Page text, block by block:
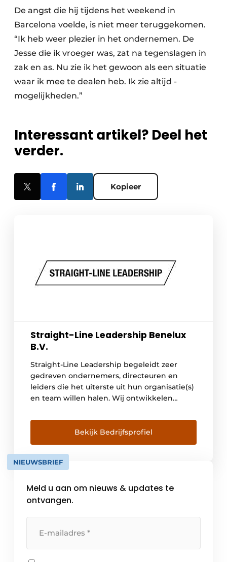
De angst die hij tijdens het weekend in
Barcelona voelde, is niet meer teruggekomen.
“Ik heb weer plezier in het ondernemen. De
Jesse die ik vroeger was, zat na tegenslagen in
zak en as. Nu zie ik het gewoon als een situatie
waar ik mee te dealen heb. Ik zie altijd ­
mogelijkheden.”
Interessant artikel? Deel het
verder.
Kopieer
Straight-Line Leadership Benelux
B.V.
Straight-Line Leadership begeleidt zeer
gedreven ondernemers, directeuren en
leiders die het uiterste uit hun organisatie(s)
en team willen halen. Wij ontwikkelen
gedragsniveau. Niet via theorie of
inspiratiesessies, maar door feedback en
scherpe vragen die anderen niet stellen. Wij
verzorgen praktijkgerichte trainingen en
intensieve begeleiding die direct zichtbaar
Bekijk Bedrijfsprofiel
NIEUWSBRIEF
Meld u aan om nieuws & updates te
ontvangen.